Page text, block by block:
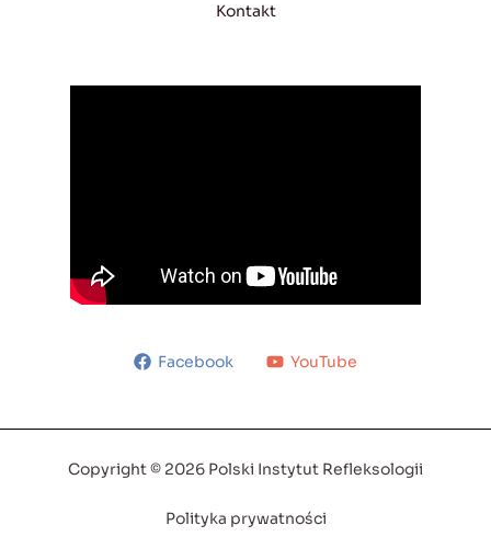
Kontakt
Facebook YouTube
Copyright © 2026 Polski Instytut Refleksologii
Polityka prywatności